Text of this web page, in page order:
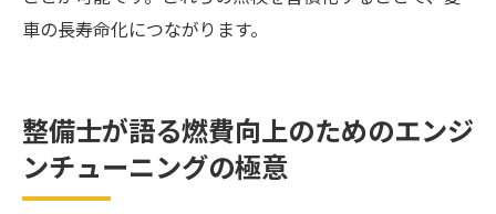
車の長寿命化につながります。
整備士が語る燃費向上のためのエンジ
ンチューニングの極意